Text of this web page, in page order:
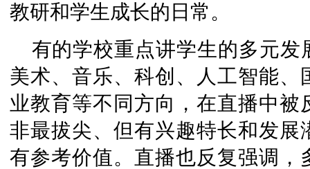
教研和学生成长的日常。
有的学校重点讲学生的多元
美术、音乐、科创、人工智能
业教育等不同方向，在直播中
非最拔尖、但有兴趣特长和发
有参考价值。直播也反复强调